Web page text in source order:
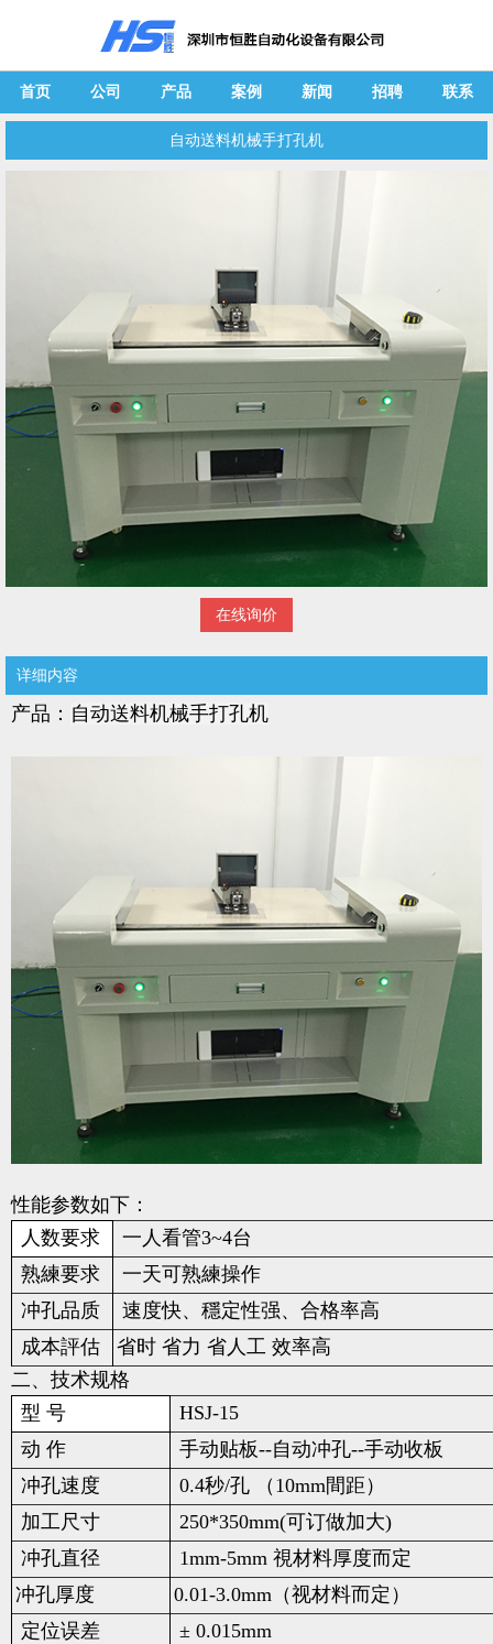
首页 公司 产品 案例 新闻 招聘 联系
自动送料机械手打孔机
在线询价
详细内容
产品： 自动送料机械手打孔机
性能参数如下：
人数要求
一人看管3~4台
熟練要求
一天可熟練操作
冲孔品质
速度快、穩定性强、合格率高
成本評估
省时 省力 省人工 效率高
二、技术规格
型 号
HSJ-15
动 作
手动贴板--自动冲孔--手动收板
冲孔速度
0.4秒/孔 （10mm間距）
加工尺寸
250*350mm(可订做加大)
冲孔直径
1mm-5mm 視材料厚度而定
冲孔厚度
0.01-3.0mm（视材料而定）
定位误差
± 0.015mm